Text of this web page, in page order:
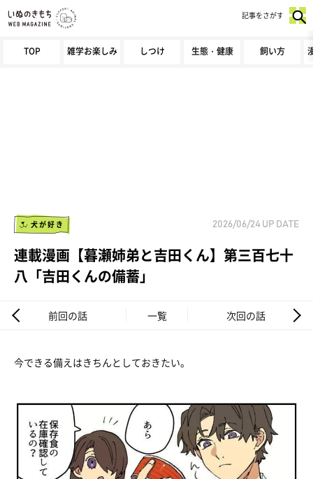
TOP 雑学お楽しみ しつけ 生態・健康 飼い方
記事をさがす
犬が好き 2026/06/24 UP DATE
連載漫画【暮瀬姉弟と吉田くん】第三百七十
八「吉田くんの備蓄」
前回の話 一覧 次回の話
今できる備えはきちんとしておきたい。